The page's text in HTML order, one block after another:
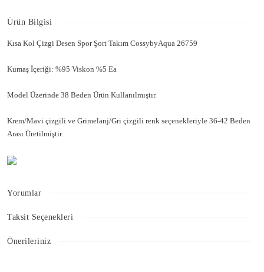
Ürün Bilgisi
Kısa Kol Çizgi Desen Spor Şort Takım CossybyAqua 26759
Kumaş İçeriği: %95 Viskon %5 Ea
Model Üzerinde 38 Beden Ürün Kullanılmıştır.
Krem/Mavi çizgili ve Grimelanj/Gri çizgili renk seçenekleriyle 36-42 Beden
Arası Üretilmiştir.
Yorumlar
Taksit Seçenekleri
Önerileriniz